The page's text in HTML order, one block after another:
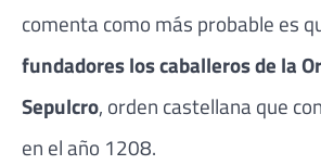
comenta como más probable es
fundadores los caballeros de la
Sepulcro, orden castellana que
en el año 1208.